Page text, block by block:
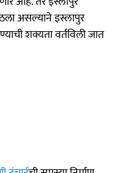
असल्याने इस्लापुर
शक्यता वर्तविली जात